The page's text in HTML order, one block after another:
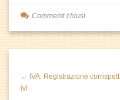
Commenti chiusi
← IVA: Registrazione corrispett
ivi